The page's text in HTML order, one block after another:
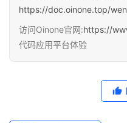
https://doc.oinone.top/
访问Oinone官网:https://
代码应用平台体验